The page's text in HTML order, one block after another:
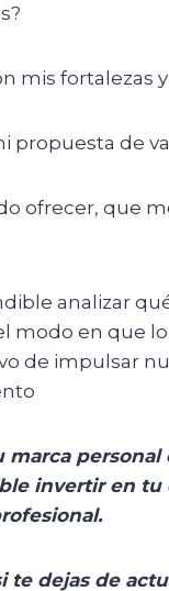
mis fortalezas
propuesta de
ofrecer, que
analizar
modo en que
de impulsar
marca personal
invertir en tu
te dejas de